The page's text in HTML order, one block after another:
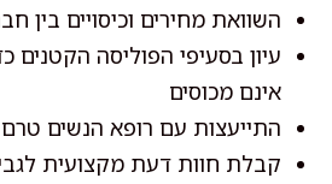
השוואת מחירים וכיסויים בין
עיון בסעיפי הפוליסה הקטנים
אינם מכוסים
התייעצות עם רופא הנשים
קבלת חוות דעת מקצועית